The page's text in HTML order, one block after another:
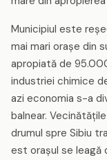
Municipiul este
mai mari orașe din
apropiată de
industriei chimice
azi economia s-a
balnear.
drumul spre Sibiu
est orașul se leagă